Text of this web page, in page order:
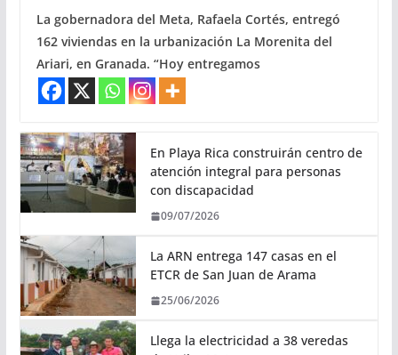
La gobernadora del Meta, Rafaela Cortés, entregó
162 viviendas en la urbanización La Morenita del
Ariari, en Granada. “Hoy entregamos
En Playa Rica construirán centro de
atención integral para personas
con discapacidad
09/07/2026
La ARN entrega 147 casas en el
ETCR de San Juan de Arama
25/06/2026
Llega la electricidad a 38 veredas